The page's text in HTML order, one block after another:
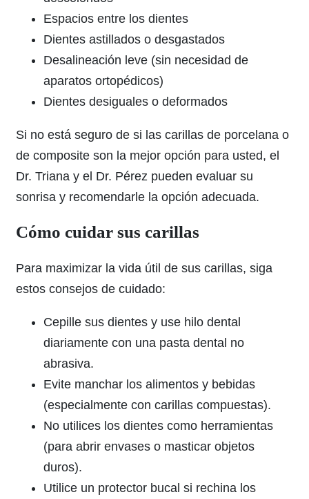
Espacios entre los dientes
Dientes astillados o desgastados
Desalineación leve (sin necesidad de
aparatos ortopédicos)
Dientes desiguales o deformados
Si no está seguro de si las carillas de porcelana o
de composite son la mejor opción para usted, el
Dr. Triana y el Dr. Pérez pueden evaluar su
sonrisa y recomendarle la opción adecuada.
Cómo cuidar sus carillas
Para maximizar la vida útil de sus carillas, siga
estos consejos de cuidado:
Cepille sus dientes y use hilo dental
diariamente con una pasta dental no
abrasiva.
Evite manchar los alimentos y bebidas
(especialmente con carillas compuestas).
No utilices los dientes como herramientas
(para abrir envases o masticar objetos
duros).
Utilice un protector bucal si rechina los